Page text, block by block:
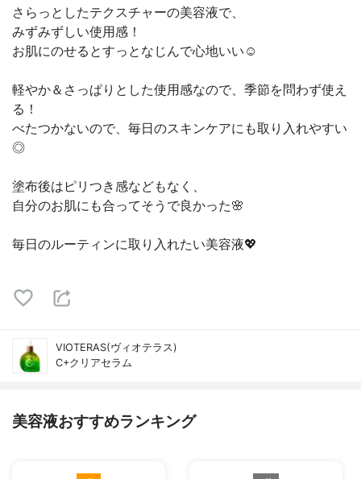
さらっとしたテクスチャーの美容液で、
みずみずしい使用感！
お肌にのせるとすっとなじんで心地いい☺️
軽やか＆さっぱりとした使用感なので、季節を問わず使え
る！
べたつかないので、毎日のスキンケアにも取り入れやすい
◎
塗布後はピリつき感などもなく、
自分のお肌にも合ってそうで良かった🌸
毎日のルーティンに取り入れたい美容液💖
VIOTERAS(ヴィオテラス)
C+クリアセラム
美容液おすすめランキング